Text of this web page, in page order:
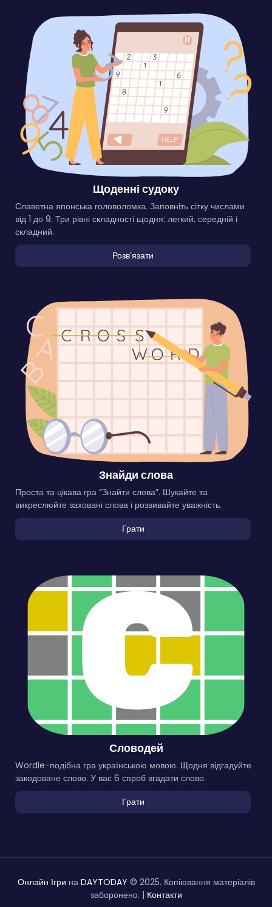
Щоденні судоку
Славетна японська головоломка. Заповніть сітку числами
від 1 до 9. Три рівні складності щодня: легкий, середній і
складний.
Розвʼязати
Знайди слова
Проста та цікава гра “Знайти слова”. Шукайте та
викреслюйте заховані слова і розвивайте уважність.
Грати
Словодей
Wordle-подібна гра українською мовою. Щодня відгадуйте
закодоване слово. У вас 6 спроб вгадати слово.
Грати
Онлайн Ігри на DAYTODAY © 2025. Копіювання матеріалів
заборонено. | Контакти